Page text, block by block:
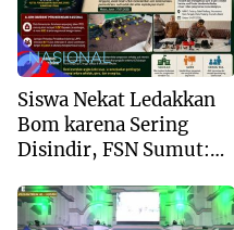
NASIONAL
Siswa Nekat Ledakkan
Bom karena Sering
Disindir, FSN Sumut:
Kejar Nilai Akademik